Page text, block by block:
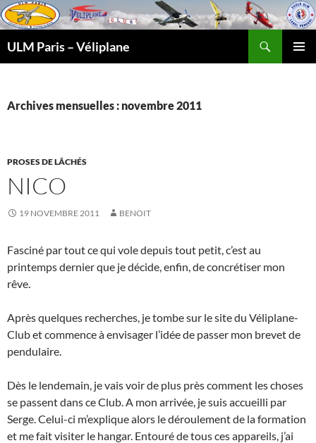
ULM Paris – Véliplane
Archives mensuelles : novembre 2011
PROSES DE LÂCHÉS
NICO
19 NOVEMBRE 2011 BENOIT
Fasciné par tout ce qui vole depuis tout petit, c’est au
printemps dernier que je décide, enfin, de concrétiser mon
rêve.
Après quelques recherches, je tombe sur le site du Véliplane-
Club et commence à envisager l’idée de passer mon brevet de
pendulaire.
Dès le lendemain, je vais voir de plus près comment les choses
se passent dans ce Club. A mon arrivée, je suis accueilli par
Serge. Celui-ci m’explique alors le déroulement de la formation
et me fait visiter le hangar. Entouré de tous ces appareils, j’ai